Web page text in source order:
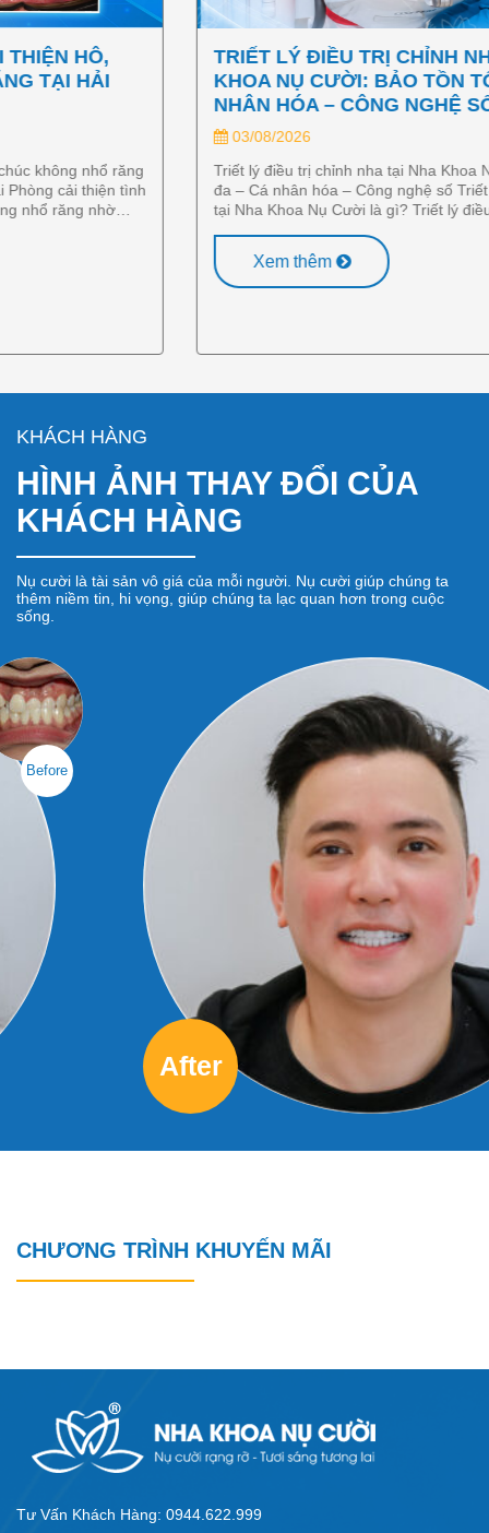
TRIẾT LÝ ĐIỀU TRỊ CHỈNH NHA TẠI NHA
KHOA NỤ CƯỜI: BẢO TỒN TỐI ĐA – CÁ
NHÂN HÓA – CÔNG NGHỆ SỐ
Triết lý điều trị chỉnh nha tại Nha Khoa Nụ Cười: Bảo tồn tối
đa – Cá nhân hóa – Công nghệ số Triết lý điều trị chỉnh nha
tại Nha Khoa Nụ Cười là gì? Triết lý điều trị chỉnh nha tại Nha
KHÁCH HÀNG
HÌNH ẢNH THAY ĐỔI CỦA
KHÁCH HÀNG
Nụ cười là tài sản vô giá của mỗi người. Nụ cười giúp chúng ta
thêm niềm tin, hi vọng, giúp chúng ta lạc quan hơn trong cuộc
sống.
CHƯƠNG TRÌNH KHUYẾN MÃI
Tư Vấn Khách Hàng: 0944.622.999